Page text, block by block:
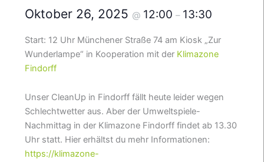
Oktober 26, 2025 @ 12:00– 13:30
Start: 12 Uhr Münchener Straße 74 am Kiosk „Zur
Wunderlampe“ in Kooperation mit der Klimazone
Findorff
Unser CleanUp in Findorff fällt heute leider wegen
Schlechtwetter aus. Aber der Umweltspiele-
Nachmittag in der Klimazone Findorff findet ab 13.30
Uhr statt. Hier erhältst du mehr Informationen:
https://klimazone-